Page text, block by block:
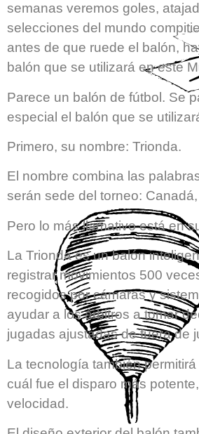
semanas veremos goles,
selecciones del mundo
antes de que ruede el balón,
balón que se utilizará en este
Parece un balón de fútbol. Se
especial el balón que se
Primero, su nombre: Trionda.
El nombre combina las
serán sede del torneo:
Pero lo más llamativo está en
La Trionda es un balón
registrar movimientos 500
recogidos por cámaras y
ayudar a los árbitros a tomar
jugadas ajustadas de fuera de
La tecnología también
cuál fue el disparo más
velocidad.